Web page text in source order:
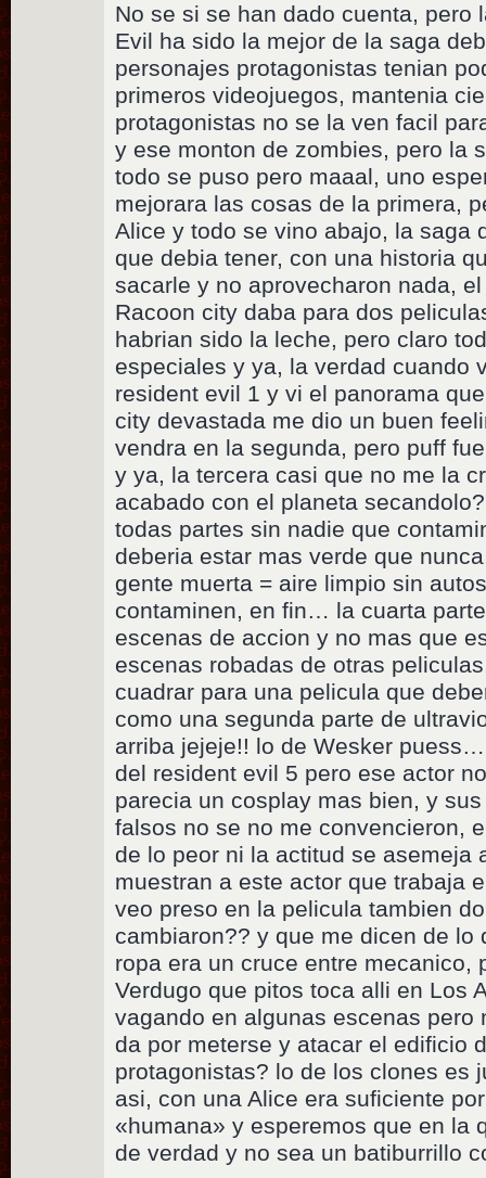
No se si se han dado cuenta, pero
Evil ha sido la mejor de la saga
personajes protagonistas tenian
primeros videojuegos, mantenia
protagonistas no se la ven facil
y ese monton de zombies, pero la
todo se puso pero maaal, uno
mejorara las cosas de la primera,
Alice y todo se vino abajo, la saga
que debia tener, con una historia
sacarle y no aprovecharon nada,
Racoon city daba para dos
habrian sido la leche, pero claro
especiales y ya, la verdad cuando
resident evil 1 y vi el panorama
city devastada me dio un buen
vendra en la segunda, pero puff
y ya, la tercera casi que no me la
acabado con el planeta
todas partes sin nadie que
deberia estar mas verde que
gente muerta = aire limpio sin
contaminen, en fin… la cuarta
escenas de accion y no mas que
escenas robadas de otras
cuadrar para una pelicula que
como una segunda parte de
arriba jejeje!! lo de Wesker
del resident evil 5 pero ese actor
parecia un cosplay mas bien, y
falsos no se no me convencieron,
de lo peor ni la actitud se asemeja
muestran a este actor que trabaja
veo preso en la pelicula tambien
cambiaron?? y que me dicen de lo
ropa era un cruce entre mecanico,
Verdugo que pitos toca alli en Los
vagando en algunas escenas pero
da por meterse y atacar el edificio
protagonistas? lo de los clones es
asi, con una Alice era suficiente
«humana» y esperemos que en la
de verdad y no sea un batiburrillo